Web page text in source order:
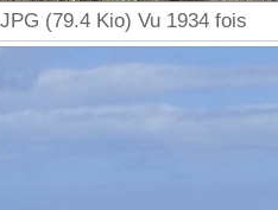
(79.4 Kio) Vu 1934 fois